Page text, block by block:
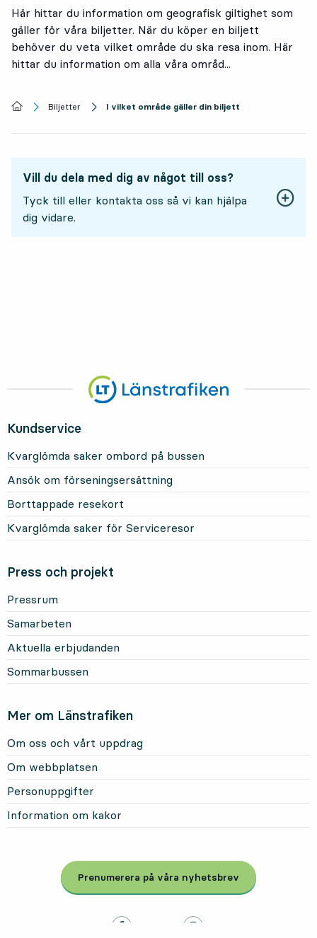
Här hittar du information om geografisk giltighet som
gäller för våra biljetter. När du köper en biljett
behöver du veta vilket område du ska resa inom. Här
hittar du information om alla våra områd...
StartsidaBiljetter I vilket område gäller din biljett
Vill du dela med dig av något till oss?
Tyck till eller kontakta oss så vi kan hjälpa
dig vidare.
Kundservice
Kvarglömda saker ombord på bussen
Ansök om förseningsersättning
Borttappade resekort
Kvarglömda saker för Serviceresor
Press och projekt
Pressrum
Samarbeten
Aktuella erbjudanden
Sommarbussen
Mer om Länstrafiken
Om oss och vårt uppdrag
Om webbplatsen
Personuppgifter
Information om kakor
Prenumerera på våra nyhetsbrev
, Öppnas i modal